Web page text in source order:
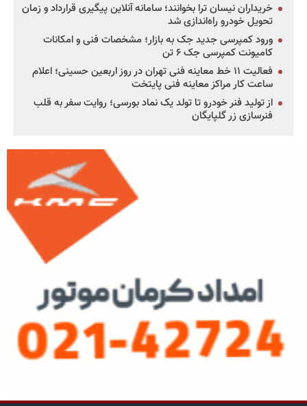
خریداران نیسان ترا بخوانند؛ سامانه آنلاین پیگیری قرارداد و زمان
تحویل خودرو راه‌اندازی شد
ورود کمپرسی جدید جک به بازار؛ مشخصات فنی و امکانات
کامیونت کمپرسی جک ۶ تن
فعالیت ۱۱ خط معاینه فنی تهران در روز اربعین حسینی؛ اعلام
ساعت کار مراکز معاینه فنی پایتخت
از تولید فنر خودرو تا تولد یک نماد بورسی؛ روایت سفر به قلب
فنرسازی زر گلپایگان